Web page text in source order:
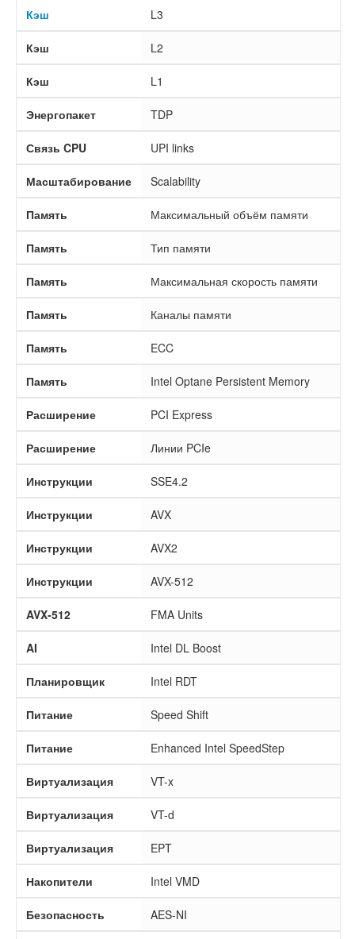
Кэш L3
Кэш L2
Кэш L1
Энергопакет TDP
Связь CPU UPI links
Масштабирование Scalability
Память Максимальный объём памяти
Память Тип памяти
Память Максимальная скорость памяти
Память Каналы памяти
Память ECC
Память Intel Optane Persistent Memory
Расширение PCI Express
Расширение Линии PCIe
Инструкции SSE4.2
Инструкции AVX
Инструкции AVX2
Инструкции AVX-512
AVX-512 FMA Units
AI Intel DL Boost
Планировщик Intel RDT
Питание Speed Shift
Питание Enhanced Intel SpeedStep
Виртуализация VT-x
Виртуализация VT-d
Виртуализация EPT
Накопители Intel VMD
Безопасность AES-NI